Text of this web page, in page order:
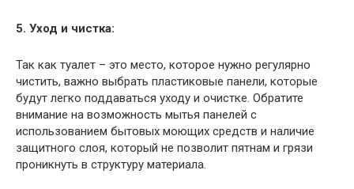
5. Уход и чистка:
Так как туалет – это место, которое нужно регулярно
чистить, важно выбрать пластиковые панели, которые
будут легко поддаваться уходу и очистке. Обратите
внимание на возможность мытья панелей с
использованием бытовых моющих средств и наличие
защитного слоя, который не позволит пятнам и грязи
проникнуть в структуру материала.